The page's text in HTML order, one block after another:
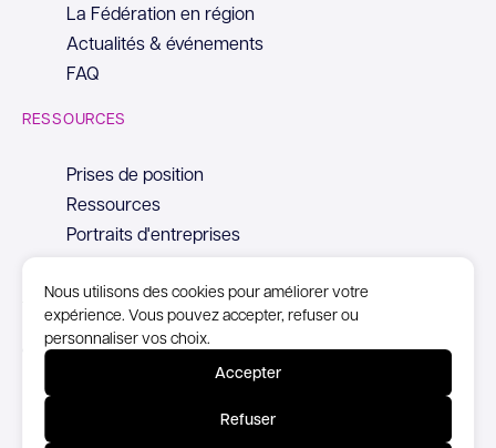
Nous utilisons des cookies pour améliorer votre
expérience. Vous pouvez accepter, refuser ou
personnaliser vos choix.
Accepter
Refuser
La Fédération en région
Actualités & événements
FAQ
RESSOURCES
Prises de position
Ressources
Portraits d'entreprises
© Copyright Syntec, 2026
Politique de confidentialité